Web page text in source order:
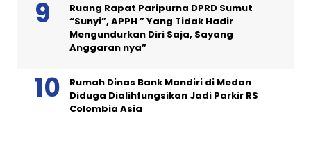
Ruang Rapat Paripurna DPRD Sumut
“Sunyi”, APPH ” Yang Tidak Hadir
Mengundurkan Diri Saja, Sayang
Anggaran nya”
Rumah Dinas Bank Mandiri di Medan
Diduga Dialihfungsikan Jadi Parkir RS
Colombia Asia